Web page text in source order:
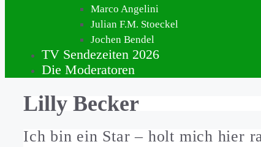
Marco Angelini
Julian F.M. Stoeckel
Jochen Bendel
TV Sendezeiten 2026
Die Moderatoren
Lilly Becker
Ich bin ein Star – holt mich hier